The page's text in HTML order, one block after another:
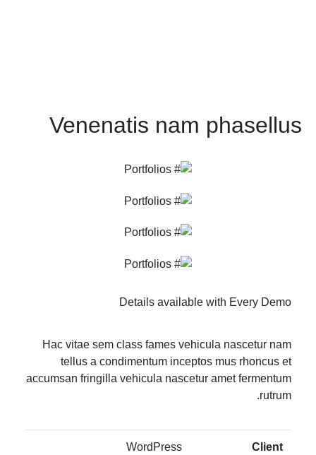
Venenatis nam phasellus
Details available with Every Demo
Hac vitae sem class fames vehicula nascetur nam
tellus a condimentum inceptos mus rhoncus et
accumsan fringilla vehicula nascetur amet fermentum
rutrum.
Client
WordPress